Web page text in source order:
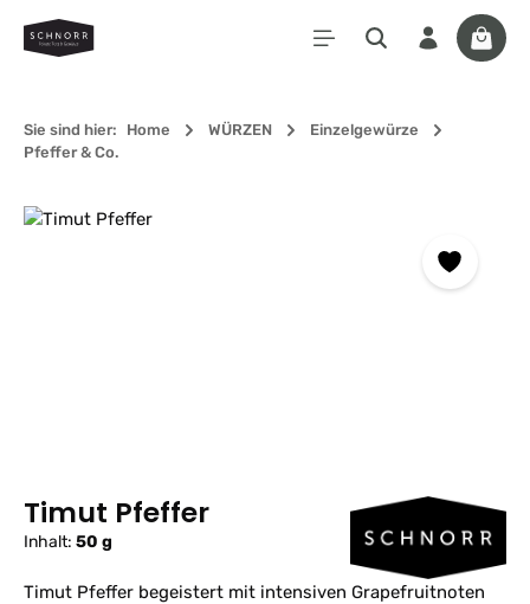
Zum Hauptinhalt springen
Sie sind hier: Home WÜRZEN
Einzelgewürze
Pfeffer & Co.
Bildergalerie überspringen
Timut Pfeffer
Inhalt: 50 g
Timut Pfeffer begeistert mit intensiven Grapefruitnoten